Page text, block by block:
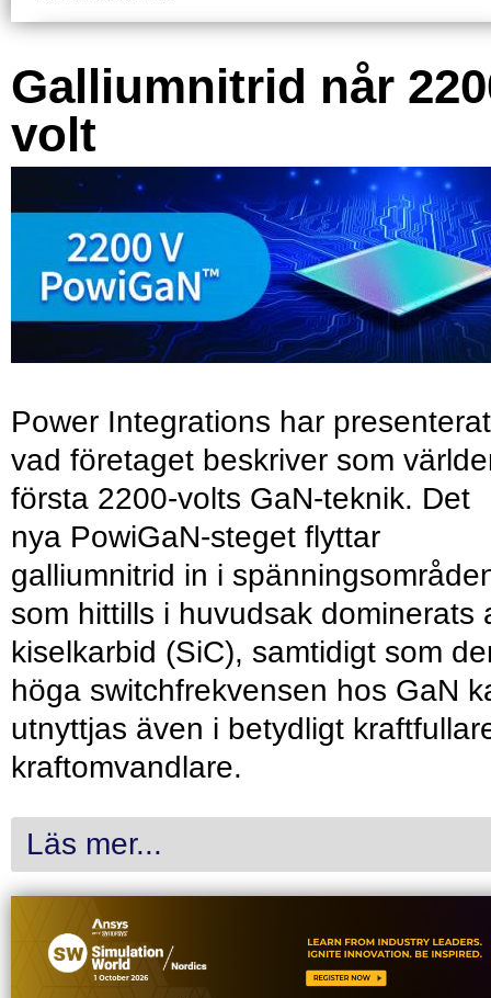
Galliumnitrid når
volt
Power Integrations har presenterat
vad företaget beskriver som
första 2200-volts GaN-teknik. Det
nya PowiGaN-steget flyttar
galliumnitrid in i
som hittills i huvudsak dominerats
kiselkarbid (SiC), samtidigt som
höga switchfrekvensen hos GaN
utnyttjas även i betydligt
kraftomvandlare.
Läs mer...